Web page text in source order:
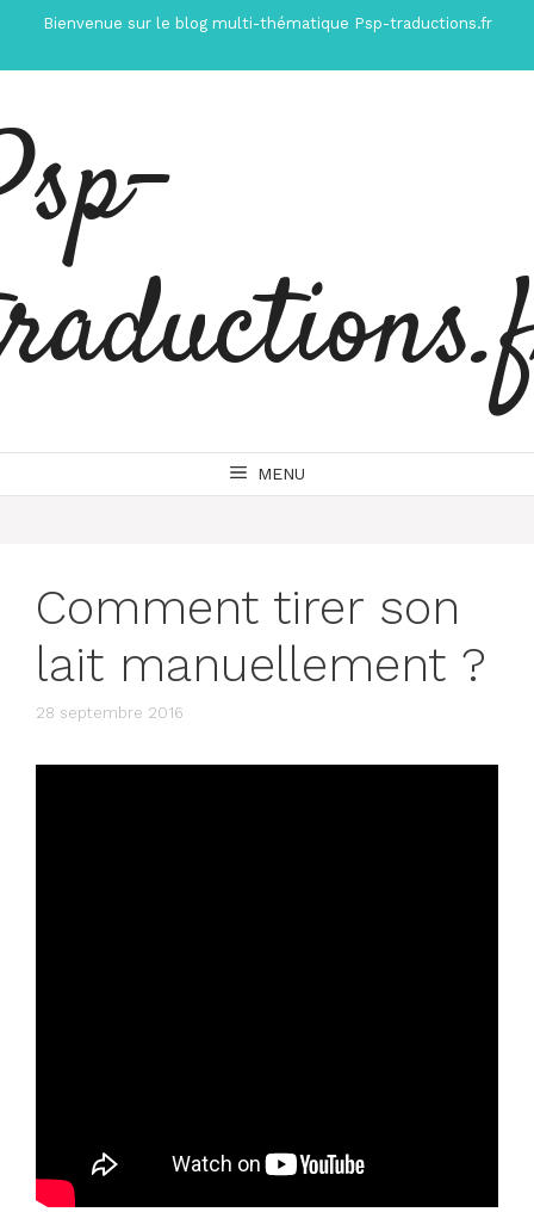
contenu
Bienvenue sur le blog multi-thématique Psp-traductions.fr
MENU
Comment tirer son
lait manuellement ?
28 septembre 2016